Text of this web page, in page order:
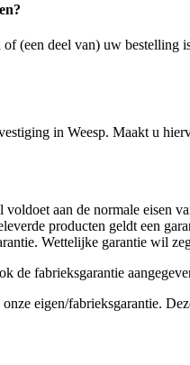
(een deel van) uw
in Weesp. Maakt u
aan de normale
producten geldt een
Wettelijke garantie wil
de fabrieksgarantie
eigen/fabrieksgarantie.